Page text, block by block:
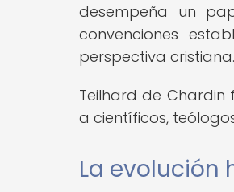
desempeña un
convenciones
perspectiva cristiana.
Teilhard de
a científicos,
La evolución